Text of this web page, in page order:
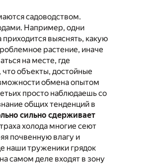
садоводством.
Например, одни
выяснять, какую
растение, иначе
на месте, где
что объекты, достойные
обмена опытом
просто наблюдаешь со
общих тенденций в
сильно сдерживает
холода многие сеют
почвенную влагу и
наши труженики грядок
самом деле входят в зону